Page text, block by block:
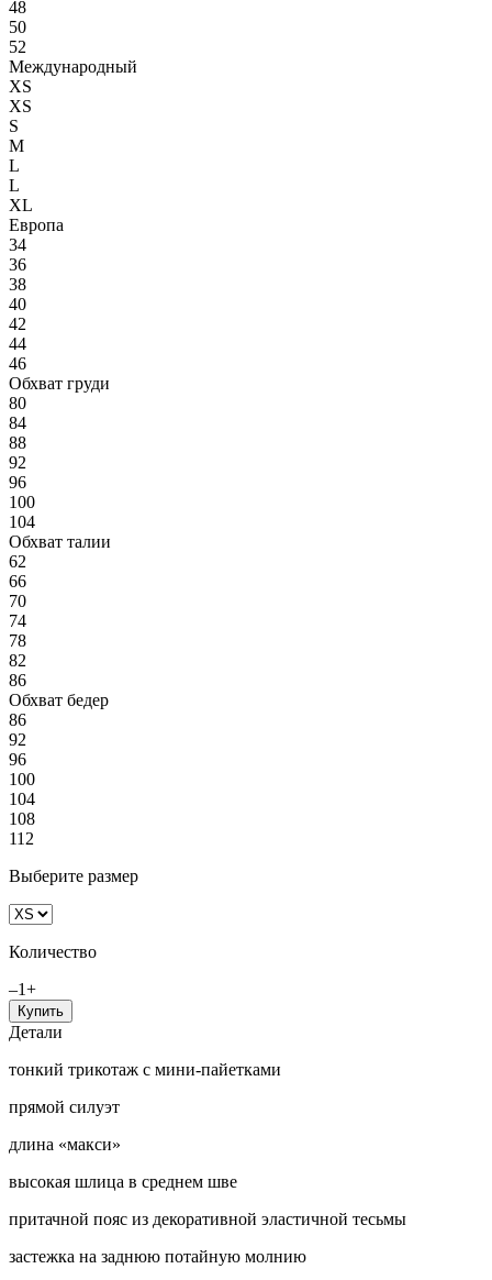
48
50
52
Международный
XS
XS
S
M
L
L
XL
Европа
34
36
38
40
42
44
46
Обхват груди
80
84
88
92
96
100
104
Обхват талии
62
66
70
74
78
82
86
Обхват бедер
86
92
96
100
104
108
112
Выберите размер
Количество
–1+
Купить
Детали
тонкий трикотаж с мини-пайетками
прямой силуэт
длина «макси»
высокая шлица в среднем шве
притачной пояс из декоративной эластичной тесьмы
застежка на заднюю потайную молнию